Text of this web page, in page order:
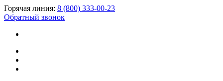
Горячая линия: 8 (800) 333-00-23
Обратный звонок